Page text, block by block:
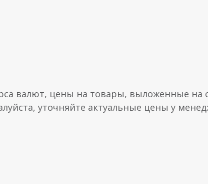
валют, цены на товары, выложенные на
уточняйте актуальные цены у